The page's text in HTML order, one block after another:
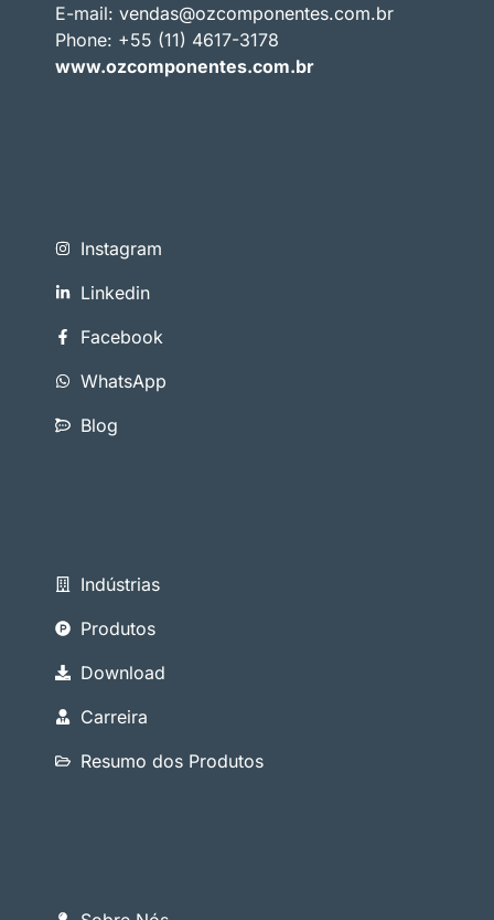
E-mail: vendas@ozcomponentes.com.br
Phone: +55 (11) 4617-3178
www.ozcomponentes.com.br
Instagram
Linkedin
Facebook
WhatsApp
Blog
Indústrias
Produtos
Download
Carreira
Resumo dos Produtos